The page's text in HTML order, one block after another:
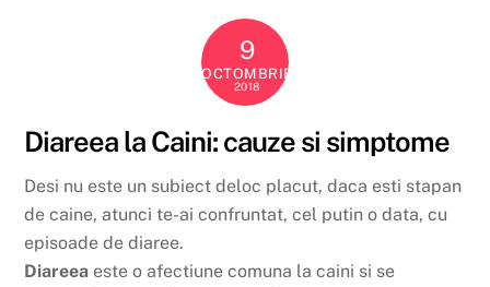
9
OCTOMBRIE
2018
Diareea la Caini: cauze si simptome
Desi nu este un subiect deloc placut, daca esti stapan
de caine, atunci te-ai confruntat, cel putin o data, cu
episoade de diaree.
Diareea este o afectiune comuna la caini si se